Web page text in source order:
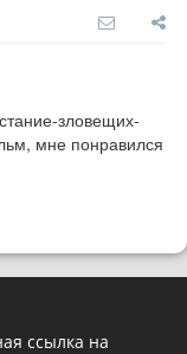
зловещих-
мне понравился
ссылка на